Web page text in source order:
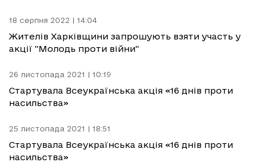
18 серпня 2022 | 14:04
Жителів Харківщини запрошують взяти участь у
акції "Молодь проти війни"
26 листопада 2021 | 10:19
Стартувала Всеукраїнська акція «16 днів проти
насильства»
25 листопада 2021 | 18:51
Стартувала Всеукраїнська акція «16 днів проти
насильства»